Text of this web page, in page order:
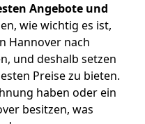
Angebote und
wie wichtig es ist,
Hannover nach
und deshalb setzen
Preise zu bieten.
haben oder ein
besitzen, was